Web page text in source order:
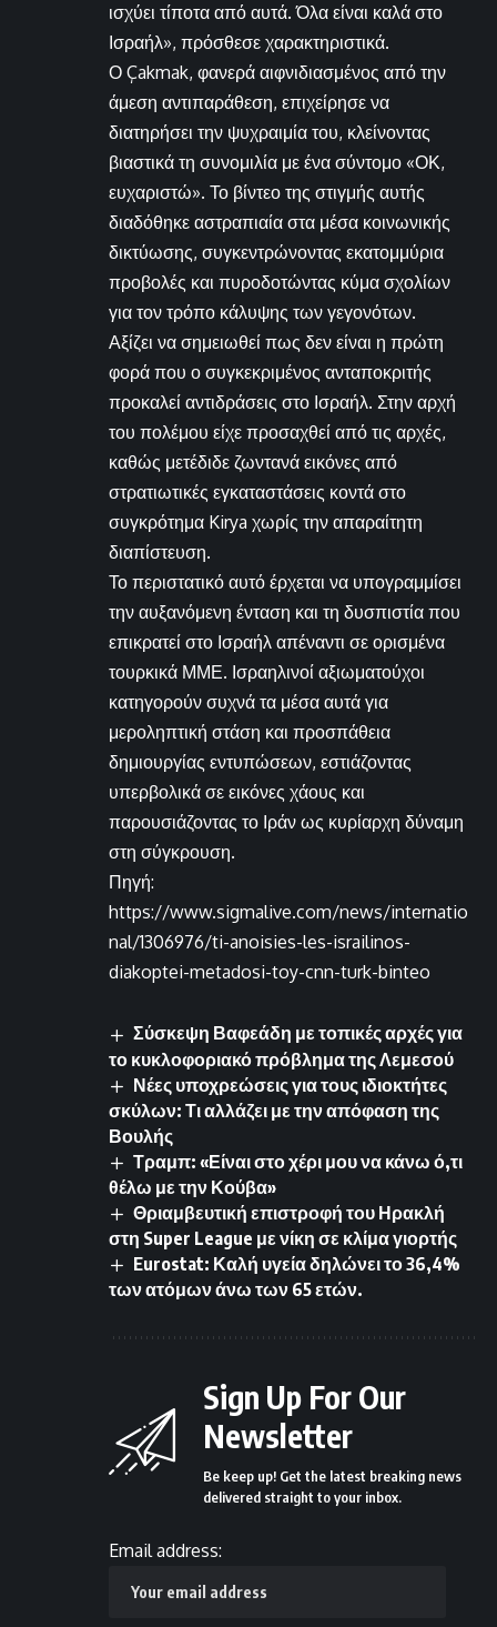
ισχύει τίποτα από αυτά. Όλα είναι καλά στο
Ισραήλ», πρόσθεσε χαρακτηριστικά.
Ο Çakmak, φανερά αιφνιδιασμένος από την
άμεση αντιπαράθεση, επιχείρησε να
διατηρήσει την ψυχραιμία του, κλείνοντας
βιαστικά τη συνομιλία με ένα σύντομο «ΟΚ,
ευχαριστώ». Το βίντεο της στιγμής αυτής
διαδόθηκε αστραπιαία στα μέσα κοινωνικής
δικτύωσης, συγκεντρώνοντας εκατομμύρια
προβολές και πυροδοτώντας κύμα σχολίων
για τον τρόπο κάλυψης των γεγονότων.
Αξίζει να σημειωθεί πως δεν είναι η πρώτη
φορά που ο συγκεκριμένος ανταποκριτής
προκαλεί αντιδράσεις στο Ισραήλ. Στην αρχή
του πολέμου είχε προσαχθεί από τις αρχές,
καθώς μετέδιδε ζωντανά εικόνες από
στρατιωτικές εγκαταστάσεις κοντά στο
συγκρότημα Kirya χωρίς την απαραίτητη
διαπίστευση.
Το περιστατικό αυτό έρχεται να υπογραμμίσει
την αυξανόμενη ένταση και τη δυσπιστία που
επικρατεί στο Ισραήλ απέναντι σε ορισμένα
τουρκικά ΜΜΕ. Ισραηλινοί αξιωματούχοι
κατηγορούν συχνά τα μέσα αυτά για
μεροληπτική στάση και προσπάθεια
δημιουργίας εντυπώσεων, εστιάζοντας
υπερβολικά σε εικόνες χάους και
παρουσιάζοντας το Ιράν ως κυρίαρχη δύναμη
στη σύγκρουση.
Πηγή:
https://www.sigmalive.com/news/internatio
nal/1306976/ti-anoisies-les-israilinos-
diakoptei-metadosi-toy-cnn-turk-binteo
Σύσκεψη Βαφεάδη με τοπικές αρχές για
το κυκλοφοριακό πρόβλημα της Λεμεσού
Νέες υποχρεώσεις για τους ιδιοκτήτες
σκύλων: Τι αλλάζει με την απόφαση της
Βουλής
Τραμπ: «Είναι στο χέρι μου να κάνω ό,τι
θέλω με την Κούβα»
Θριαμβευτική επιστροφή του Ηρακλή
στη Super League με νίκη σε κλίμα γιορτής
Eurostat: Καλή υγεία δηλώνει το 36,4%
των ατόμων άνω των 65 ετών.
Sign Up For Our
Newsletter
Be keep up! Get the latest breaking news
delivered straight to your inbox.
Email address: